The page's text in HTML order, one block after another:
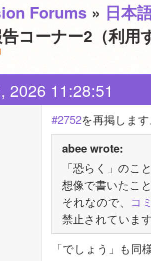
Forums » 日本
コーナー2（利用
2026 11:28:51
#2752を再掲しま
abee wrote:
「恐らく」のこ
想像で書いたこ
それなので、 コ
禁止されていま
「でしょう」も同